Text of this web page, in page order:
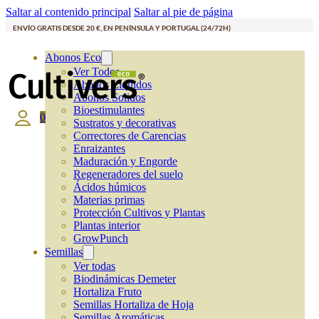
Saltar al contenido principal Saltar al pie de página
ENVÍO GRATIS DESDE 20 €, EN PENÍNSULA Y PORTUGAL (24/72H)
Abonos Eco
Ver Todos
Abonos Líquidos
Abonos Solidos
Bioestimulantes
Sustratos y decorativas
Correctores de Carencias
Enraizantes
Maduración y Engorde
Regeneradores del suelo
Ácidos húmicos
Materias primas
Protección Cultivos y Plantas
Plantas interior
GrowPunch
Semillas
Ver todas
Biodinámicas Demeter
Hortaliza Fruto
Semillas Hortaliza de Hoja
0